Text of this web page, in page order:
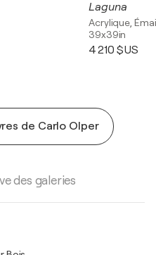
Laguna
Acrylique,
39x39in
4 210 $US
de Carlo Olper
des galeries